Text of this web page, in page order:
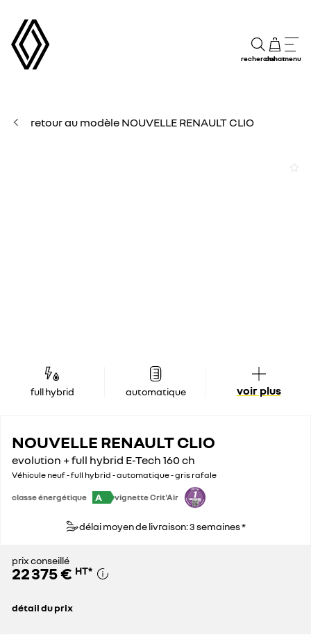
rechercheachatmenu
retour au modèle NOUVELLE RENAULT CLIO
full hybrid automatique voir plus
NOUVELLE RENAULT CLIO
evolution + full hybrid E-Tech 160 ch
Véhicule neuf - full hybrid - automatique - gris rafale
classe énergétique A vignette Crit'Air
délai moyen de livraison: 3 semaines *
prix conseillé
22 375 € HT*
détail du prix